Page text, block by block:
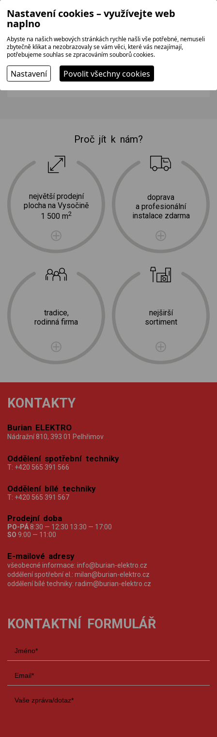
BUDDYTOYS BGP2025
Dětská kuchyňka v kufříku pro děti od 3 let.
247 bez DPH
299 Kč
Proč jít k nám?
největší prodejní
plocha na Vysočině
1 500 m2
tradice,
rodinná firma
doprava
a profesionální
instalace zdarma
nejširší
sortiment
KONTAKTY
Burian ELEKTRO
Nádražní 810, 393 01 Pelhřimov
Oddělení spotřební techniky
T: +420 565 391 566
Oddělení bílé techniky
T: +420 565 391 567
Prodejní doba
PO-PÁ 8:30 — 12:30 13:30 — 17:00
SO 9:00 — 11:00
E-mailové adresy
všeobecné informace: info@burian-elektro.cz
oddělení spotřební el.: milan@burian-elektro.cz
oddělení bílé techniky: radim@burian-elektro.cz
KONTAKTNÍ FORMULÁŘ
Nastavení cookies – využívejte web
naplno
Abyste na našich webových stránkách rychle našli vše potřebné, nemuseli
zbytečně klikat a nezobrazovaly se vám věci, které vás nezajímají,
potřebujeme souhlas se zpracováním souborů cookies.
Nastavení Povolit všechny cookies